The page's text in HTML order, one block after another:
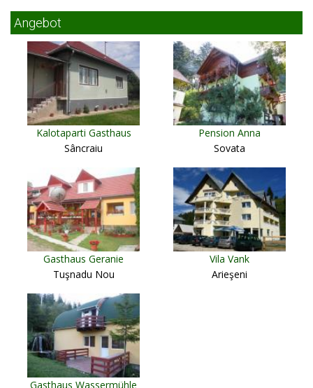
Angebot
Kalotaparti Gasthaus
Sâncraiu
Pension Anna
Sovata
Gasthaus Geranie
Tuşnadu Nou
Vila Vank
Arieşeni
Gasthaus Wassermühle